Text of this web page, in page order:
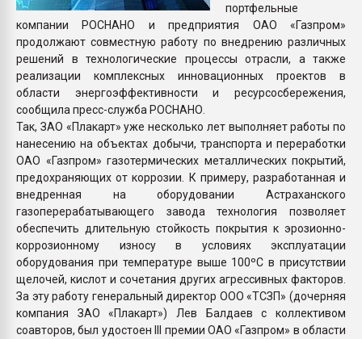
портфельные
компании РОСНАНО и предприятия ОАО «Газпром»
продолжают совместную работу по внедрению различных
решений в технологические процессы отрасли, а также
реализации комплексных инновационных проектов в
области энергоэффективности и ресурсосбережения,
сообщила пресс-служба РОСНАНО.
Так, ЗАО «Плакарт» уже несколько лет выполняет работы по
нанесению на объектах добычи, транспорта и переработки
ОАО «Газпром» газотермических металлических покрытий,
предохраняющих от коррозии. К примеру, разработанная и
внедренная на оборудовании Астраханского
газоперерабатывающего завода технология позволяет
обеспечить длительную стойкость покрытия к эрозионно-
коррозионному износу в условиях эксплуатации
оборудования при температуре выше 100ºС в присутствии
щелочей, кислот и сочетания других агрессивных факторов.
За эту работу генеральный директор ООО «ТСЗП» (дочерняя
компания ЗАО «Плакарт») Лев Балдаев с коллективом
соавторов, был удостоен III премии ОАО «Газпром» в области